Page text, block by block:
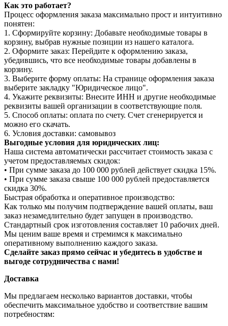
Как это работает?
Процесс оформления заказа максимально прост и интуитивно
понятен:
1. Сформируйте корзину: Добавьте необходимые товары в
корзину, выбрав нужные позиции из нашего каталога.
2. Оформите заказ: Перейдите к оформлению заказа,
убедившись, что все необходимые товары добавлены в
корзину.
3. Выберите форму оплаты: На странице оформления заказа
выберите закладку "Юридическое лицо".
4. Укажите реквизиты: Внесите ИНН и другие необходимые
реквизиты вашей организации в соответствующие поля.
5. Способ оплаты: оплата по счету. Счет сгенерируется и
можно его скачать.
6. Условия доставки: самовывоз
Выгодные условия для юридических лиц:
Наша система автоматически рассчитает стоимость заказа с
учетом предоставляемых скидок:
• При сумме заказа до 100 000 рублей действует скидка 15%.
• При сумме заказа свыше 100 000 рублей предоставляется
скидка 30%.
Быстрая обработка и оперативное производство:
Как только мы получим подтверждение вашей оплаты, ваш
заказ незамедлительно будет запущен в производство.
Стандартный срок изготовления составляет 10 рабочих дней.
Мы ценим ваше время и стремимся к максимально
оперативному выполнению каждого заказа.
Сделайте заказ прямо сейчас и убедитесь в удобстве и
выгоде сотрудничества с нами!
Доставка
Мы предлагаем несколько вариантов доставки, чтобы
обеспечить максимальное удобство и соответствие вашим
потребностям: